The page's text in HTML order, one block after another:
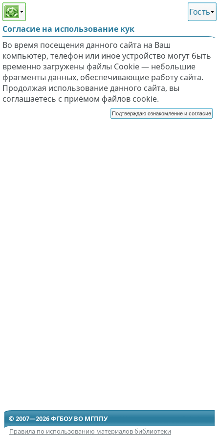
Этот сайт поддерживает
слабовидящих
Гость
Согласие на использование кук
Во время посещения данного сайта на Ваш
компьютер, телефон или иное устройство могут быть
временно загружены файлы Cookie — небольшие
фрагменты данных, обеспечивающие работу сайта.
Продолжая использование данного сайта, вы
соглашаетесь с приёмом файлов cookie.
Подтверждаю ознакомление и согласие
© 2007—2026 ФГБОУ ВО МГППУ
Правила по использованию материалов библиотеки